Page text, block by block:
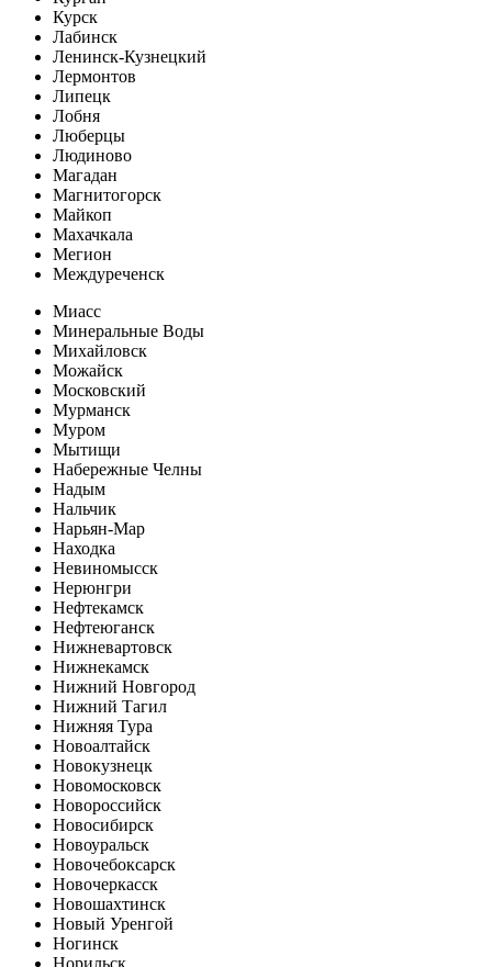
Курск
Лабинск
Ленинск-Кузнецкий
Лермонтов
Липецк
Лобня
Люберцы
Людиново
Магадан
Магнитогорск
Майкоп
Махачкала
Мегион
Междуреченск
Миасс
Минеральные Воды
Михайловск
Можайск
Московский
Мурманск
Муром
Мытищи
Набережные Челны
Надым
Нальчик
Нарьян-Мар
Находка
Невиномысск
Нерюнгри
Нефтекамск
Нефтеюганск
Нижневартовск
Нижнекамск
Нижний Новгород
Нижний Тагил
Нижняя Тура
Новоалтайск
Новокузнецк
Новомосковск
Новороссийск
Новосибирск
Новоуральск
Новочебоксарск
Новочеркасск
Новошахтинск
Новый Уренгой
Ногинск
Норильск